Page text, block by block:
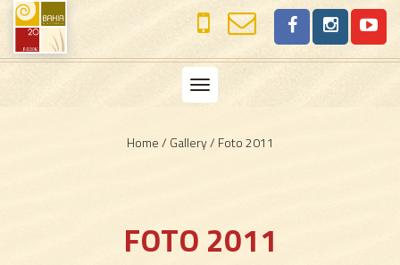
Toggle
navigation
Home/ Gallery/ Foto 2011
FOTO 2011